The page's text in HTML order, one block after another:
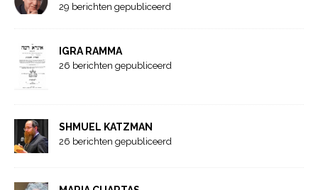
29 berichten gepubliceerd
IGRA RAMMA
26 berichten gepubliceerd
SHMUEL KATZMAN
26 berichten gepubliceerd